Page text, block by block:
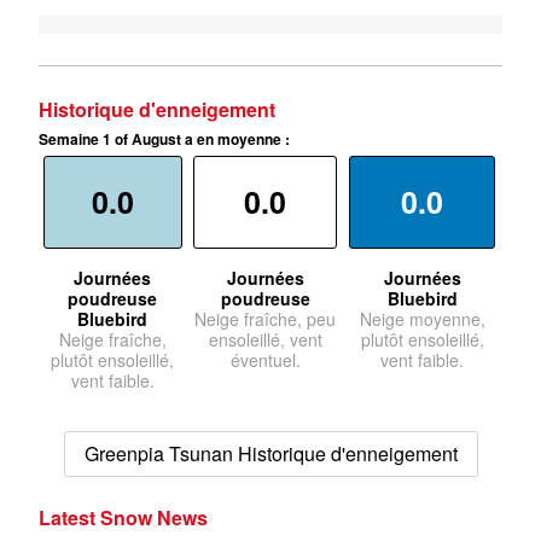
Historique d'enneigement
Semaine 1 of August a en moyenne :
0.0
Journées
poudreuse
Bluebird
Neige fraîche,
plutôt ensoleillé,
vent faible.
0.0
Journées
poudreuse
Neige fraîche, peu
ensoleillé, vent
éventuel.
0.0
Journées
Bluebird
Neige moyenne,
plutôt ensoleillé,
vent faible.
Greenpia Tsunan Historique d'enneigement